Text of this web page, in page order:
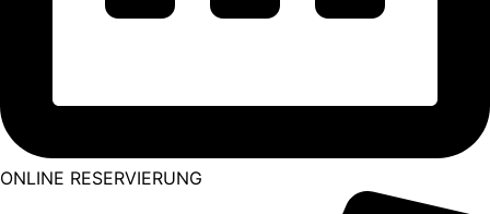
ONLINE RESERVIERUNG